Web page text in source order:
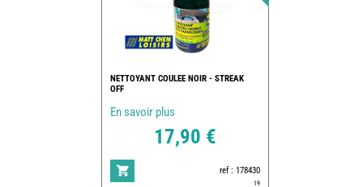
NETTOYANT COULEE NOIR - STREAK
OFF
En savoir plus
17,90 €
ref : 178430
19